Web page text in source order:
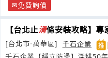
免費詢價
【台北止滑條安裝攻略】專
[台北市-萬華區]
千石企業
千石企業【穩立防滑】深耕50